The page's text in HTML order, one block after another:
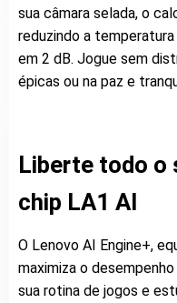
sua câmara selada, o
reduzindo a
em 2 dB. Jogue sem
épicas ou na paz e
Liberte todo o
chip LA1 AI
O Lenovo AI Engine+,
maximiza o
sua rotina de jogos e